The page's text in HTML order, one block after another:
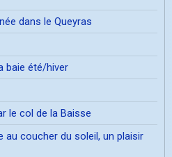
dans le Queyras
baie été/hiver
le col de la Baisse
au coucher du soleil, un plaisir